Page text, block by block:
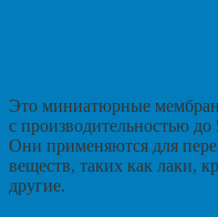
Это миниатюрные
с производительностью
Они применяются для
веществ, таких как лаки,
другие.